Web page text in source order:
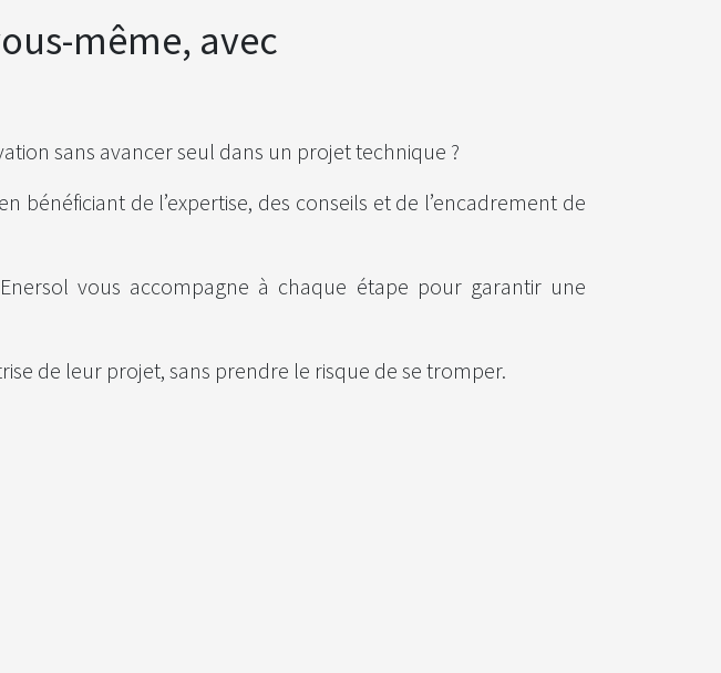
même, avec
sans avancer seul dans un projet technique ?
bénéficiant de l’expertise, des conseils et de l’encadrement de
vous accompagne à chaque étape pour garantir une
de leur projet, sans prendre le risque de se tromper.